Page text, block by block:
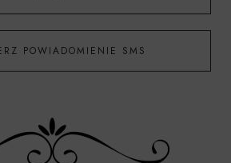
POWIADOMIENIE SMS